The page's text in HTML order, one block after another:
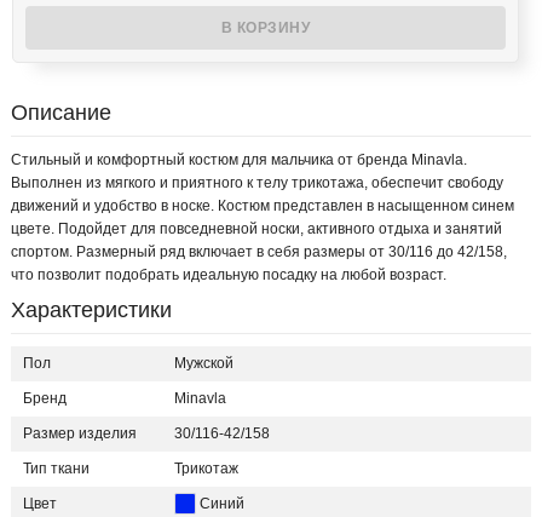
Описание
Стильный и комфортный костюм для мальчика от бренда Minavla.
Выполнен из мягкого и приятного к телу трикотажа, обеспечит свободу
движений и удобство в носке. Костюм представлен в насыщенном синем
цвете. Подойдет для повседневной носки, активного отдыха и занятий
спортом. Размерный ряд включает в себя размеры от 30/116 до 42/158,
что позволит подобрать идеальную посадку на любой возраст.
Характеристики
Пол Мужской
Бренд Minavla
Размер изделия 30/116-42/158
Тип ткани Трикотаж
Цвет Синий